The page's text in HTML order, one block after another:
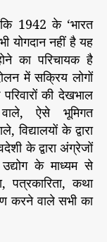
1942 के ‘भारत
योगदान नहीं है यह
का परिचायक है
में सक्रिय लोगों
की देखभाल
ऐसे भूमिगत
के द्वारा
के द्वारा अंग्रेजों
के माध्यम से
पत्रकारिता, कथा
करने वाले सभी का